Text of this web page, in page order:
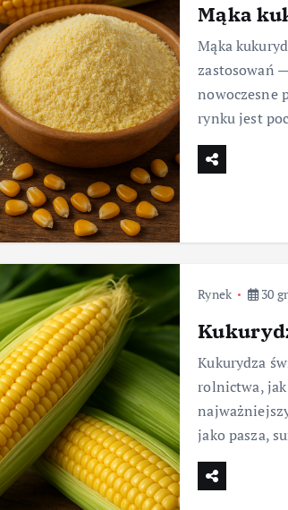
Mąka
Mąka
zastosowań
nowoczesne
rynku jest
Rynek 30
Kukurydza
rolnictwa, jak
jako pasza,